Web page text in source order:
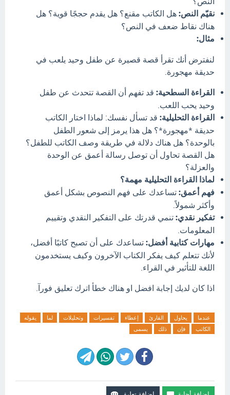
نقيّم النص: هل الكاتب مقنع؟ هل يقدم حججًا قوية؟ هل
هناك نقاط ضعف في النص؟
مثال:
لنفترض أنك تقرأ قصة قصيرة عن طفل وحيد يلعب في
حديقة مهجورة.
القراءة السطحية: قد تفهم أن القصة تتحدث عن طفل
وحيد يحب اللعب.
القراءة التحليلية: قد تسأل نفسك: لماذا اختار الكاتب
حديقة *مهجورة*؟ هل هذا يرمز إلى شعور الطفل
بالوحدة؟ هل هناك دلالة في طريقة وصف الكاتب للطفل؟
هل القصة تحاول أن توصل رسالة أعمق عن الوحدة
والعزلة؟
لماذا القراءة التحليلية مهمة؟
فهم أعمق: تساعدك على فهم النصوص بشكل أعمق
وأكثر شمولاً.
تفكير نقدي: تنمي قدرتك على التفكير النقدي وتقييم
المعلومات.
مهارات كتابية أفضل: تساعدك على أن تصبح كاتبًا أفضل،
لأنك تتعلم كيف يفكر الكتاب الآخرون وكيف يستخدمون
اللغة للتأثير في القراء.
اذا كان لديك إجابة افضل او هناك خطأ اترك تعليق فورآ.
عندما يحاول القارئ إعطاء تفسيرات وتحليلات لما
يقوله
الكاتب
فإن ذلك يسمى